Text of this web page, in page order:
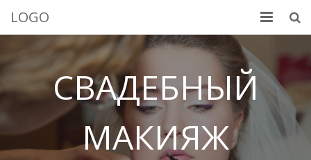
LOGO
Добро пожаловать
Портфолио
Обо мне
СВАДЕБНЫЙ
МАКИЯЖ